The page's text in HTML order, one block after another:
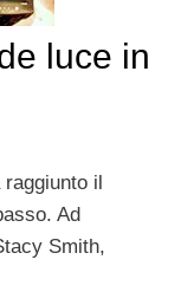
luce in
il
Ad
Smith,